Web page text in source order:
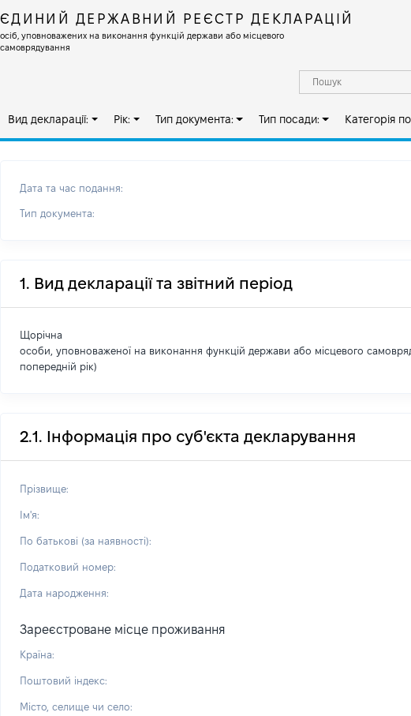
ЄДИНИЙ ДЕРЖАВНИЙ РЕЄСТР ДЕКЛАРАЦІЙ
осіб, уповноважених на виконання функцій держави або місцевого
самоврядування
Вид декларації: Рік: Тип документа: Тип посади: Категорія
Дата та час подання:
Тип документа:
1. Вид декларації та звітний період
Щорічна
особи, уповноваженої на виконання функцій держави або місцевого
попередній рік)
2.1. Інформація про суб'єкта декларування
Прізвище:
Ім'я:
По батькові (за наявності):
Податковий номер:
Дата народження:
Зареєстроване місце проживання
Країна:
Поштовий індекс:
Місто, селище чи село: